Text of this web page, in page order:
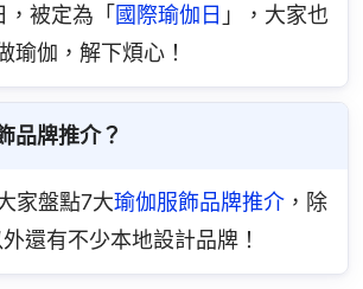
被定為「 國際瑜伽日 」，大家也
瑜伽，解下煩心！
品牌推介？
家盤點7大瑜伽服飾品牌推介 ，除
還有不少本地設計品牌！